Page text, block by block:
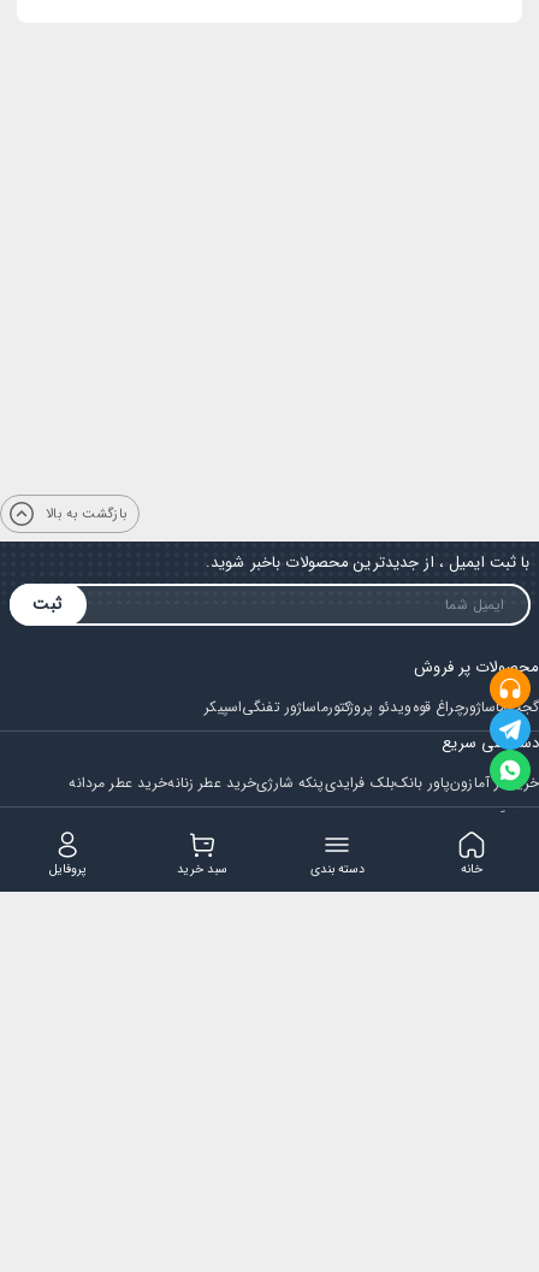
بازگشت به بالا
با ثبت ایمیل ، از جدیدترین محصولات باخبر شوید.
ثبت
محصولات پر فروش
گجتماساژورچراغ قوهویدئو پروژکتورماساژور تفنگیاسپیکر
دسترسی سریع
خرید از آمازونپاور بانکبلک فرایدیپنکه شارژیخرید عطر زنانهخرید عطر مردانه
فروشگاه
مجله ایران بابا قوانین و مقررات سوالات متداول
تماس با ایران بابا
پروفایل سبد خرید دسته بندی خانه